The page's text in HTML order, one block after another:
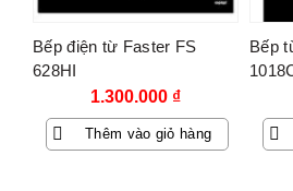
Bếp điện từ Faster FS
628HI
1.300.000 ₫
Thêm vào giỏ hàng
Bếp